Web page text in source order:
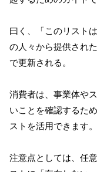
曰く、「このリスト
の人々から提供され
で更新される。
消費者は、事業体や
いことを確認するた
ストを活用できます。
注意点としては、任